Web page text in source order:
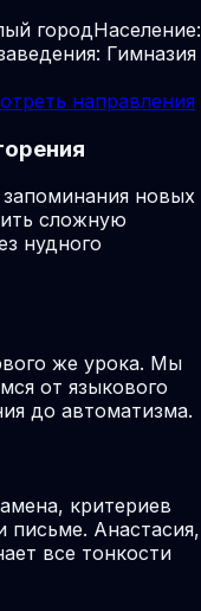
городНаселение:
Гимназия
направления
новых
сложную
нудного
же урока. Мы
от языкового
до автоматизма.
критериев
Анастасия,
все тонкости